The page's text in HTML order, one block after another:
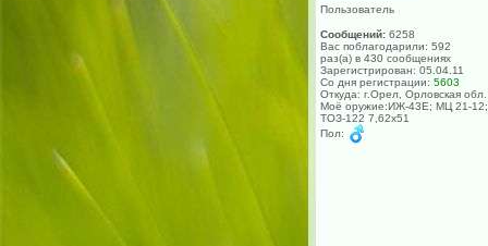
Пользователь
Сообщений: 6258
Вас поблагодарили: 592
раз(а) в 430 сообщениях
Зарегистрирован: 05.04.11
Со дня регистрации: 5603
Откуда: г.Орел, Орловская
Моё оружие:ИЖ-43Е; МЦ 21-12;
ТОЗ-122 7,62х51
Пол: